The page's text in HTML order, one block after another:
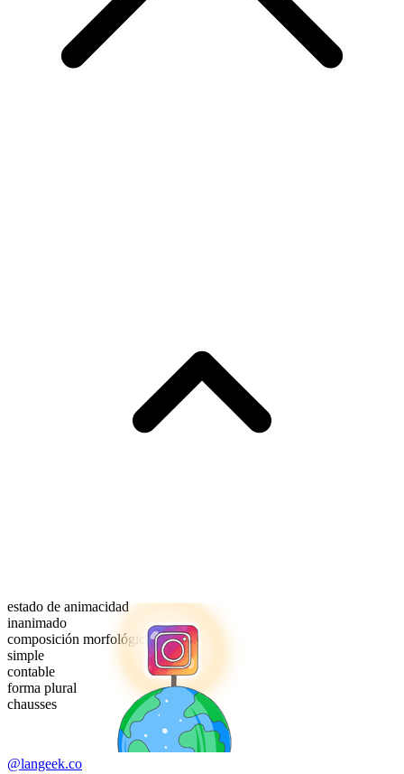
estado de animacidad
inanimado
composición morfológica
simple
contable
forma plural
chausses
@langeek.co